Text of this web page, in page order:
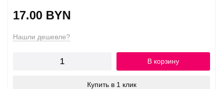
17.00 BYN
Нашли дешевле?
В корзину
Купить в 1 клик